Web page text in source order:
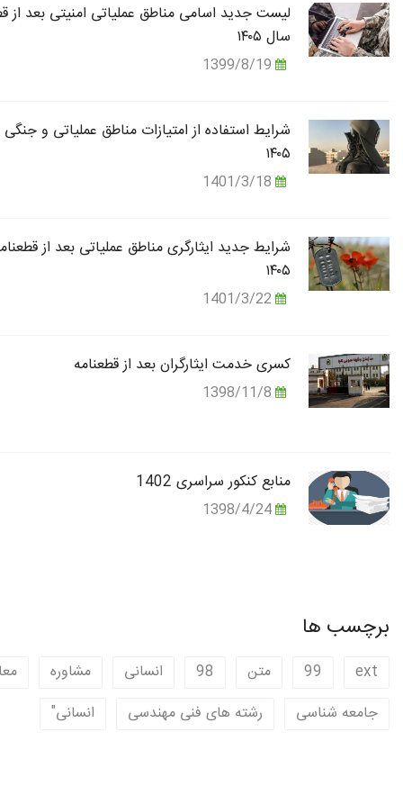
لیست جدید اسامی مناطق عملیاتی امنیتی بعد از
سال ۱۴۰۵
شرایط استفاده از امتیازات مناطق عملیاتی و
۱۴۰۵
شرایط جدید ایثارگری مناطق عملیاتی بعد از
۱۴۰۵
کسری خدمت ایثارگران بعد از قطعنامه
منابع کنکور سراسری 1402
برچسب ها
ext
99 متن 98 انسانی مشاوره
جامعه شناسی
رشته های فنی مهندسی انسانی"